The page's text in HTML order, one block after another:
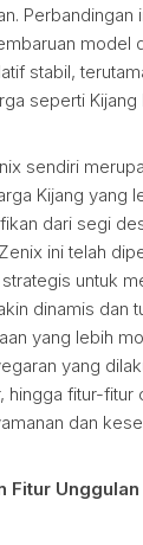
model
stabil,
seperti Kijang
sendiri
Kijang yang
dari segi
ini telah
untuk
dinamis dan
yang lebih
yang
hingga fitur-fitur
dan
Fitur